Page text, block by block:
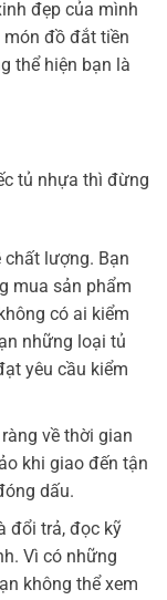
đẹp của mình
đồ đắt tiền
thể hiện bạn là
tủ nhựa thì đừng
lượng. Bạn
mua sản phẩm
có ai kiểm
những loại tủ
yêu cầu kiểm
về thời gian
khi giao đến tận
dấu.
đổi trả, đọc kỹ
Vì có những
không thể xem